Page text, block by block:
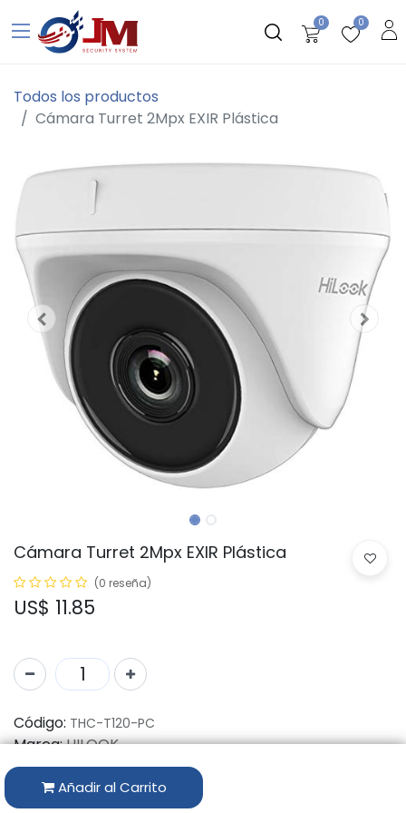
0 0
Todos los productos
Cámara Turret 2Mpx EXIR Plástica
Cámara Turret 2Mpx EXIR Plástica
(0 reseña)
US$ 11.85
Añadir al Carrito
Código: THC-T120-PC
Marca:HILOOK
Disponibilidad por Almacén